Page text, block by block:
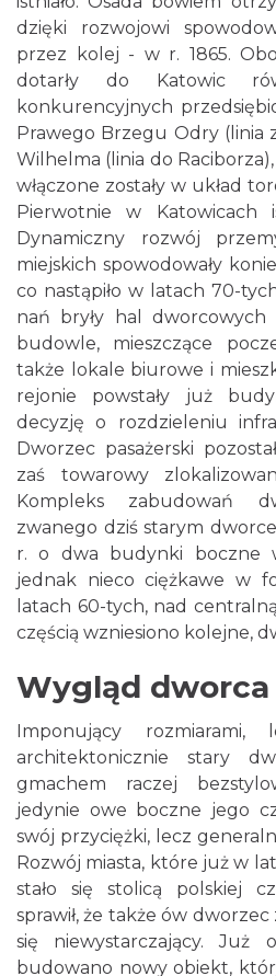
dzięki rozwojowi
przez kolej - w r. 1865.
dotarły do Katowic
konkurencyjnych
Prawego Brzegu Odry (linia
Wilhelma (linia do
włączone zostały w układ
Pierwotnie w Katowicach
Dynamiczny rozwój
miejskich spowodowały
co nastąpiło w latach 70-
nań bryły hal dworcowych
budowle, mieszczące
także lokale biurowe i
rejonie powstały już
decyzję o rozdzieleniu
Dworzec pasażerski
zaś towarowy
Kompleks zabudowań
zwanego dziś starym
r. o dwa budynki boczne
jednak nieco ciężkawe w
latach 60-tych, nad
częścią wzniesiono kolejne,
Wygląd dworca
Imponujący
architektonicznie stary
gmachem raczej
jedynie owe boczne jego
swój przyciężki, lecz
Rozwój miasta, które już w
stało się stolicą polskiej
sprawił, że także ów dworzec
się niewystarczający. Już
budowano nowy obiekt,